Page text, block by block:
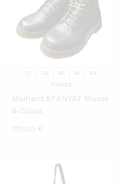
37 39 40 41 42
Poista
Maiharit EFANYST Musse
& Cloud
119,00 €
KATSO PIKANÄKYMÄ